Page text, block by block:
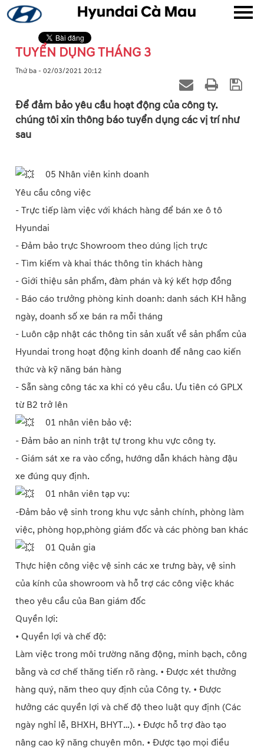
TUYỂN DỤNG THÁNG 3
Thứ ba - 02/03/2021 20:12
Để đảm bảo yêu cầu hoạt động của công ty.
chúng tôi xin thông báo tuyển dụng các vị trí như
sau
05 Nhân viên kinh doanh
Yêu cầu công việc
- Trực tiếp làm việc với khách hàng để bán xe ô tô
Hyundai
- Đảm bảo trực Showroom theo dúng lịch trực
- Tìm kiếm và khai thác thông tin khách hàng
- Giới thiệu sản phẩm, đàm phán và ký kết hợp đồng
- Báo cáo trưởng phòng kinh doanh: danh sách KH hằng
ngày, doanh số xe bán ra mỗi tháng
- Luôn cập nhật các thông tin sản xuất về sản phẩm của
Hyundai trong hoạt động kinh doanh để nâng cao kiến
thức và kỹ năng bán hàng
- Sẵn sàng công tác xa khi có yêu cầu. Ưu tiên có GPLX
từ B2 trở lên
01 nhân viên bảo vệ:
- Đảm bảo an ninh trật tự trong khu vực công ty.
- Giám sát xe ra vào cổng, hướng dẫn khách hàng đậu
xe đúng quy định.
01 nhân viên tạp vụ:
-Đảm bảo vệ sinh trong khu vực sảnh chính, phòng làm
việc, phòng họp,phòng giám đốc và các phòng ban khác
01 Quản gia
Thực hiện công việc vệ sinh các xe trưng bày, vệ sinh
của kính của showroom và hỗ trợ các công việc khác
theo yêu cầu của Ban giám đốc
Quyền lợi:
• Quyền lợi và chế độ:
Làm việc trong môi trường năng động, minh bạch, công
bằng và cơ chế thăng tiến rõ ràng. • Được xét thưởng
hàng quý, năm theo quy định của Công ty. • Được
hưởng các quyền lợi và chế độ theo luật quy định (Các
ngày nghỉ lễ, BHXH, BHYT…). • Được hỗ trợ đào tạo
nâng cao kỹ năng chuyên môn. • Được tạo mọi điều